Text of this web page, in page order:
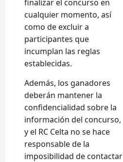
finalizar el concurso en
cualquier momento, así
como de excluir a
participantes que
incumplan las reglas
establecidas.
Además, los ganadores
deberán mantener la
confidencialidad sobre la
información del concurso,
y el RC Celta no se hace
responsable de la
imposibilidad de contactar